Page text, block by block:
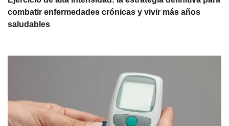
combatir enfermedades crónicas y vivir más años
saludables